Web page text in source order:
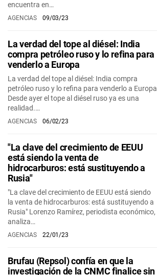
encuentra en…
AGENCIAS 09/03/23
La verdad del tope al diésel: India
compra petróleo ruso y lo refina para
venderlo a Europa
La verdad del tope al diésel: India compra
petróleo ruso y lo refina para venderlo a Europa
Desde ayer el tope al diésel ruso ya es una
realidad.…
AGENCIAS 06/02/23
"La clave del crecimiento de EEUU
está siendo la venta de
hidrocarburos: está sustituyendo a
Rusia"
"La clave del crecimiento de EEUU está siendo
la venta de hidrocarburos: está sustituyendo a
Rusia" Lorenzo Ramírez, periodista económico,
analiza…
AGENCIAS 22/01/23
Brufau (Repsol) confía en que la
investigación de la CNMC finalice sin